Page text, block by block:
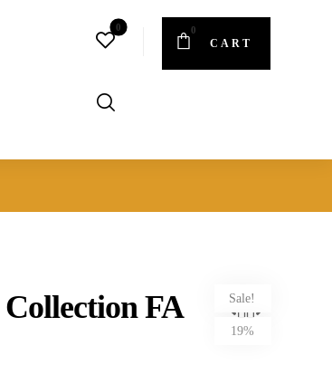
CART
Sale!
19%
FA